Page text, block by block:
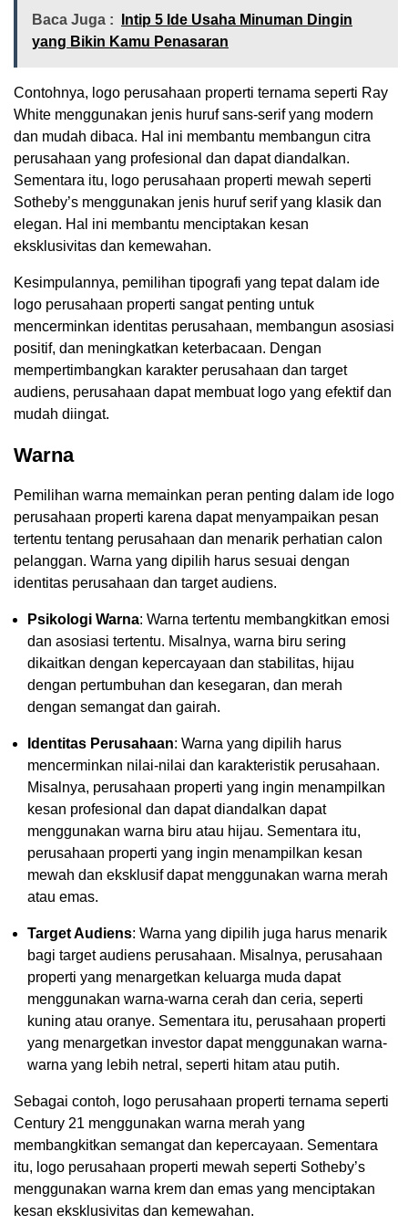
Baca Juga :
Intip 5 Ide Usaha Minuman Dingin
yang Bikin Kamu Penasaran
Contohnya, logo perusahaan properti ternama seperti Ray
White menggunakan jenis huruf sans-serif yang modern
dan mudah dibaca. Hal ini membantu membangun citra
perusahaan yang profesional dan dapat diandalkan.
Sementara itu, logo perusahaan properti mewah seperti
Sotheby’s menggunakan jenis huruf serif yang klasik dan
elegan. Hal ini membantu menciptakan kesan
eksklusivitas dan kemewahan.
Kesimpulannya, pemilihan tipografi yang tepat dalam ide
logo perusahaan properti sangat penting untuk
mencerminkan identitas perusahaan, membangun asosiasi
positif, dan meningkatkan keterbacaan. Dengan
mempertimbangkan karakter perusahaan dan target
audiens, perusahaan dapat membuat logo yang efektif dan
mudah diingat.
Warna
Pemilihan warna memainkan peran penting dalam ide logo
perusahaan properti karena dapat menyampaikan pesan
tertentu tentang perusahaan dan menarik perhatian calon
pelanggan. Warna yang dipilih harus sesuai dengan
identitas perusahaan dan target audiens.
Psikologi Warna: Warna tertentu membangkitkan emosi
dan asosiasi tertentu. Misalnya, warna biru sering
dikaitkan dengan kepercayaan dan stabilitas, hijau
dengan pertumbuhan dan kesegaran, dan merah
dengan semangat dan gairah.
Identitas Perusahaan: Warna yang dipilih harus
mencerminkan nilai-nilai dan karakteristik perusahaan.
Misalnya, perusahaan properti yang ingin menampilkan
kesan profesional dan dapat diandalkan dapat
menggunakan warna biru atau hijau. Sementara itu,
perusahaan properti yang ingin menampilkan kesan
mewah dan eksklusif dapat menggunakan warna merah
atau emas.
Target Audiens: Warna yang dipilih juga harus menarik
bagi target audiens perusahaan. Misalnya, perusahaan
properti yang menargetkan keluarga muda dapat
menggunakan warna-warna cerah dan ceria, seperti
kuning atau oranye. Sementara itu, perusahaan properti
yang menargetkan investor dapat menggunakan warna-
warna yang lebih netral, seperti hitam atau putih.
Sebagai contoh, logo perusahaan properti ternama seperti
Century 21 menggunakan warna merah yang
membangkitkan semangat dan kepercayaan. Sementara
itu, logo perusahaan properti mewah seperti Sotheby’s
menggunakan warna krem dan emas yang menciptakan
kesan eksklusivitas dan kemewahan.